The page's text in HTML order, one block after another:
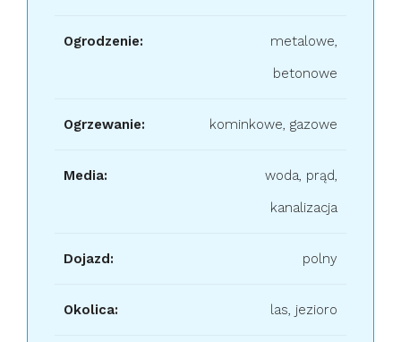
Ogrodzenie:
metalowe,
betonowe
Ogrzewanie: kominkowe, gazowe
Media:
woda, prąd,
kanalizacja
Dojazd: polny
Okolica: las, jezioro